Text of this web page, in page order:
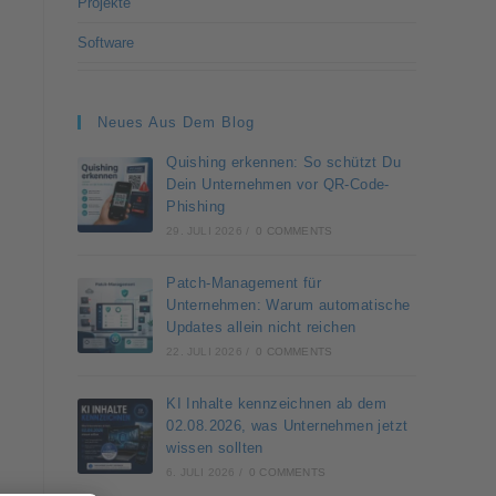
Software
Neues Aus Dem Blog
Quishing erkennen: So schützt Du
Dein Unternehmen vor QR-Code-
Phishing
29. JULI 2026 0 COMMENTS
Patch-Management für
Unternehmen: Warum automatische
Updates allein nicht reichen
22. JULI 2026 0 COMMENTS
KI Inhalte kennzeichnen ab dem
02.08.2026, was Unternehmen jetzt
wissen sollten
6. JULI 2026 0 COMMENTS